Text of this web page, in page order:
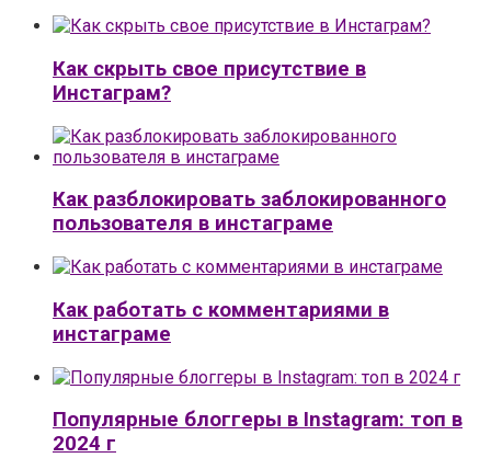
Как скрыть свое присутствие в
Инстаграм?
Как разблокировать заблокированного
пользователя в инстаграме
Как работать с комментариями в
инстаграме
Популярные блоггеры в Instagram: топ в
2024 г